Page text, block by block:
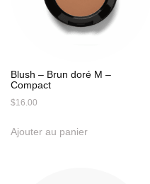
Blush – Brun doré M –
Compact
$16.00
Ajouter au panier